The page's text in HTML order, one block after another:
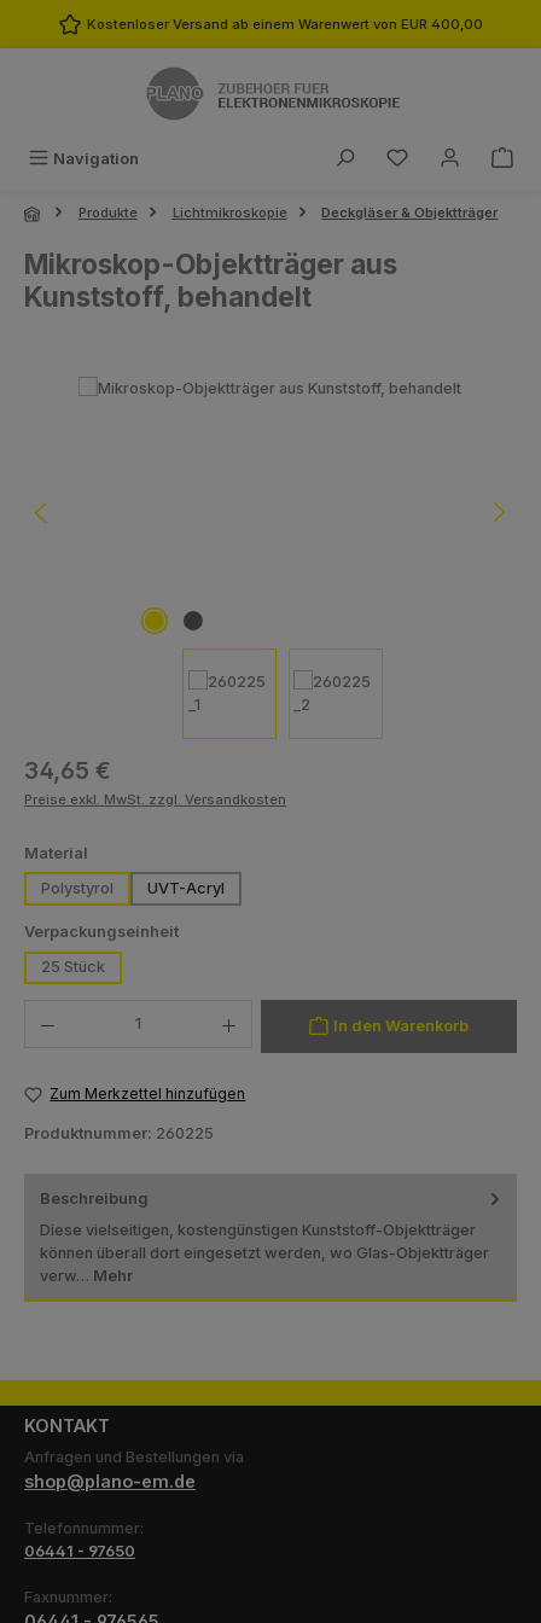
Zum Hauptinhalt springen
Kostenloser Versand ab einem Warenwert von EUR 400,00
Navigation Du hast 0
Produkte Lichtmikroskopie Deckgläser & Objektträger
Mikroskop-Objektträger aus
Kunststoff, behandelt
Bildergalerie überspringen
Regulärer Preis:
34,65 €
Preise exkl. MwSt. zzgl. Versandkosten
Material
Polystyrol
UVT-Acryl
Verpackungseinheitauswählen
25 Stück
In den Warenkorb
Zum Merkzettel hinzufügen
Produktnummer: 260225
Beschreibung
Diese vielseitigen, kostengünstigen Kunststoff-Objektträger
können überall dort eingesetzt werden, wo Glas-Objektträger
verw… Mehr
KONTAKT
Anfragen und Bestellungen via
shop@plano-em.de
Telefonnummer:
06441 - 97650
Faxnummer: